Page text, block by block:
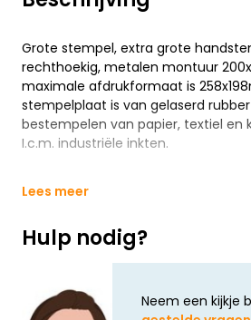
Grote stempel, extra grote
rechthoekig, metalen montuur
maximale afdrukformaat is
stempelplaat is van gelaserd
bestempelen van papier, textiel en
I.c.m. industriële inkten.
Lees meer
Hulp nodig?
Neem een kijkje